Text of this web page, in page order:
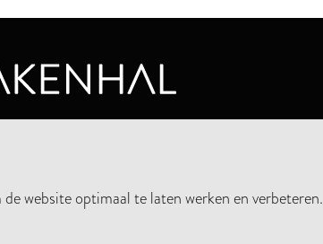
website optimaal te laten werken en verbeteren.